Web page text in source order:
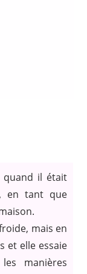
quand il était
en tant que
mais en
et elle essaie
manières